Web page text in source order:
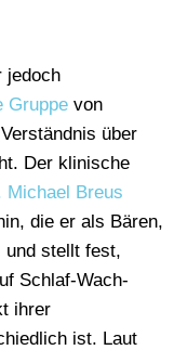
jedoch
Gruppe von
über
Der klinische
Michael Breus
die er als Bären,
und stellt fest,
Schlaf-Wach-
ihrer
ist. Laut